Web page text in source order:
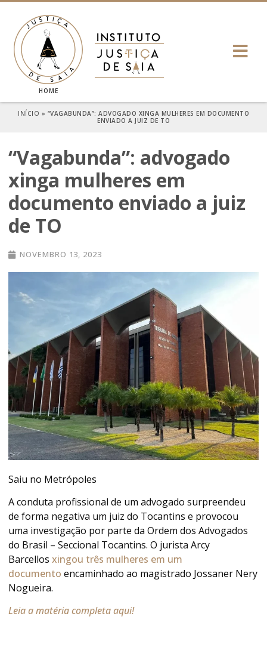
HOME
INÍCIO » “VAGABUNDA”: ADVOGADO XINGA MULHERES EM DOCUMENTO
ENVIADO A JUIZ DE TO
“Vagabunda”: advogado
xinga mulheres em
documento enviado a juiz
de TO
NOVEMBRO 13, 2023
Saiu no Metrópoles
A conduta profissional de um advogado surpreendeu
de forma negativa um juiz do Tocantins e provocou
uma investigação por parte da Ordem dos Advogados
do Brasil – Seccional Tocantins. O jurista Arcy
Barcellosxingou três mulheres em um
documento encaminhado ao magistrado Jossaner Nery
Nogueira.
Leia a matéria completa aqui!